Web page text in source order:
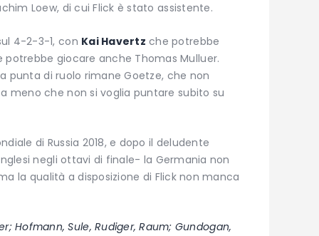
Loew, di cui Flick è stato assistente.
4-2-3-1, con Kai Havertz che potrebbe
giocare anche Thomas Mulluer.
punta di ruolo rimane Goetze, che non
meno che non si voglia puntare subito su
di Russia 2018, e dopo il deludente
negli ottavi di finale- la Germania non
la qualità a disposizione di Flick non manca
Hofmann, Sule, Rudiger, Raum; Gundogan,